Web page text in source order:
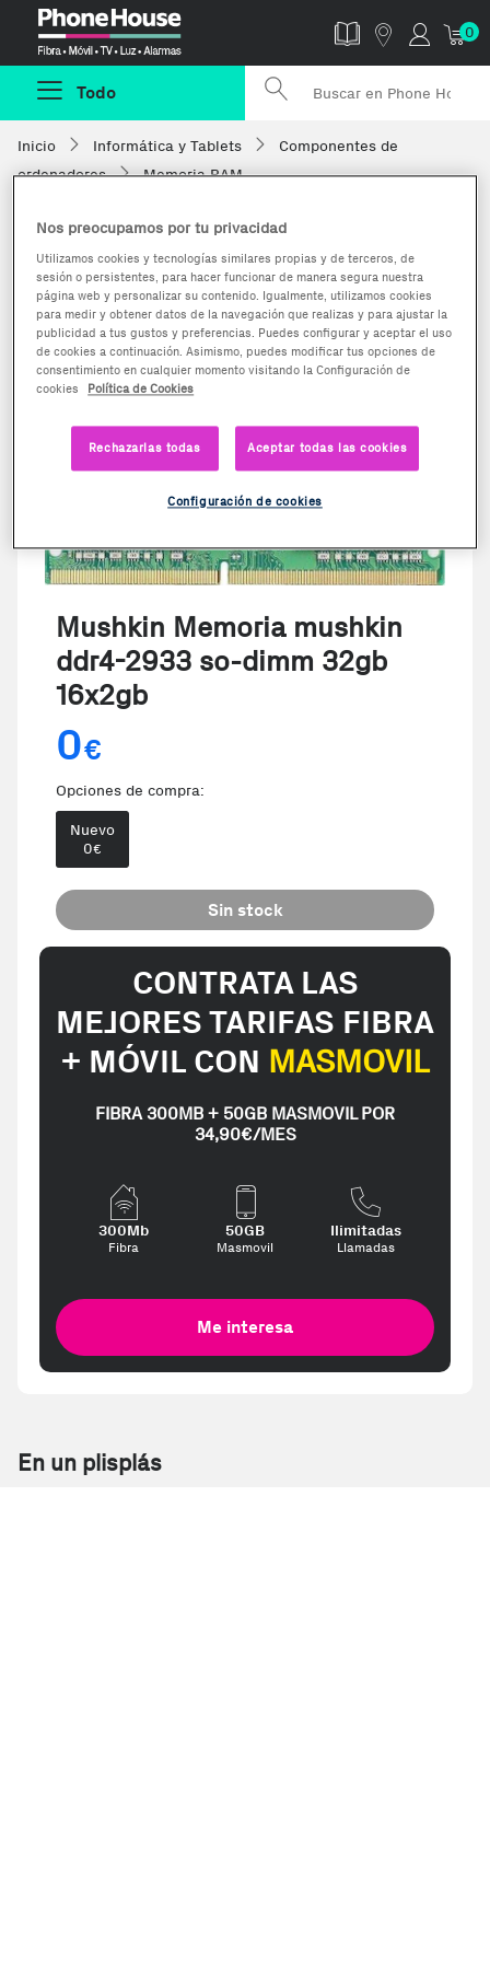
0
Todo
Inicio Informática y Tablets
Componentes de
ordenadores
Memoria RAM
Mushkin Memoria mushkin
ddr4-2933 so-dimm 32gb
16x2gb
0€
Opciones de compra:
Nuevo
0€
Sin stock
CONTRATA LAS
MEJORES TARIFAS FIBRA
+ MÓVIL CON MASMOVIL
FIBRA 300MB + 50GB MASMOVIL POR
34,90€/MES
300Mb
Fibra
50GB
Masmovil
Ilimitadas
Llamadas
Me interesa
En un plisplás
Nos preocupamos por tu privacidad
Utilizamos cookies y tecnologías similares propias y de terceros, de
sesión o persistentes, para hacer funcionar de manera segura nuestra
página web y personalizar su contenido. Igualmente, utilizamos cookies
para medir y obtener datos de la navegación que realizas y para ajustar la
publicidad a tus gustos y preferencias. Puedes configurar y aceptar el uso
de cookies a continuación. Asimismo, puedes modificar tus opciones de
consentimiento en cualquier momento visitando la Configuración de
cookies
Política de Cookies
Rechazarlas todas Aceptar todas las cookies
Configuración de cookies